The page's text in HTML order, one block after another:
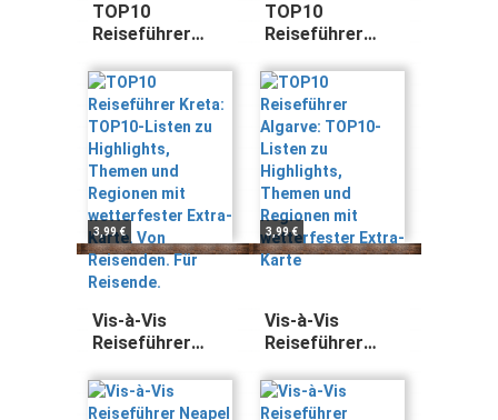
TOP10
Reiseführer
Listen zu
Highlights,
Themen und
Regionen mit
wetterfester
Extra-Karte. Von
Reisenden. Für
Reisende.
3,99 €
TOP10
Reiseführer
Listen zu
Highlights,
Themen und
Regionen mit
wetterfester
Extra-Karte
3,99 €
Vis-à-Vis
Reiseführer
Küste: mit Extra-
Karte zum
Vis-à-Vis
Reiseführer
detailreichen
3D-